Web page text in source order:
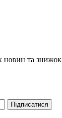
новин та знижок
Підписатися